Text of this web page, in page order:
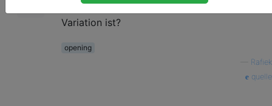
Vielleicht auch erklären, was eine solide
Variation ist?
opening
Rafiek
quelle